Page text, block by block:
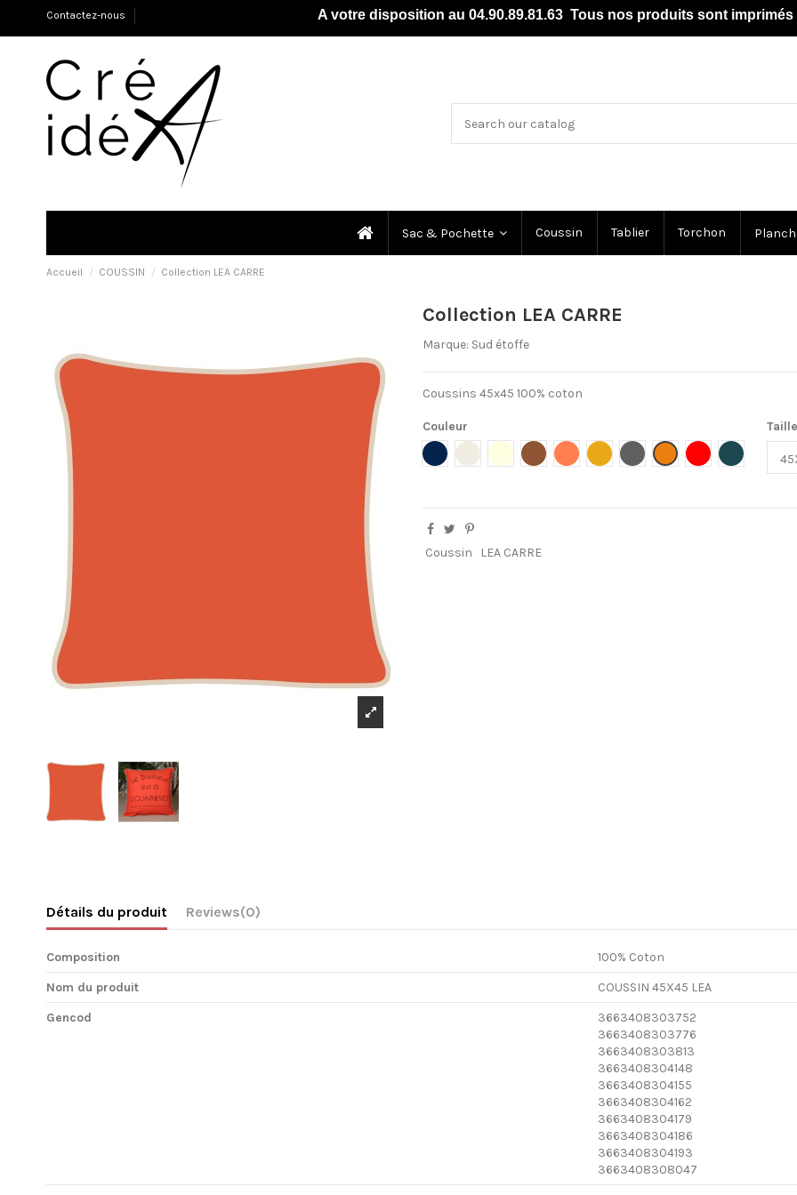
Contactez-nous A votre disposition au 04.90.89.81.63 Tous nos produits sont imprimés
Sac & Pochette Coussin Tablier Torchon
Accueil COUSSIN Collection LEA CARRE
Collection LEA CARRE
Marque: Sud étoffe
Coussins 45x45 100% coton
Couleur
MARINENATURALECRU TAUPE CORAIL GOLDENGRIS ORANGEROUGE OIL GREEN
Coussin LEA CARRE
Détails du produit Reviews(0)
Composition
100% Coton
Nom du produit
COUSSIN 45X45 LEA
Gencod
3663408303752
3663408303776
3663408303813
3663408304148
3663408304155
3663408304162
3663408304179
3663408304186
3663408304193
3663408308047